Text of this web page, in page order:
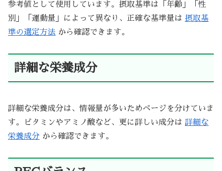
参考値として使用しています。摂取基準は「年齢」「性
別」「運動量」によって異なり、正確な基準量は 摂取基
準の選定方法 から確認できます。
詳細な栄養成分
詳細な栄養成分は、情報量が多いためページを分けていま
す。ビタミンやアミノ酸など、更に詳しい成分は 詳細な
栄養成分 から確認できます。